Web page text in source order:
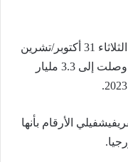
وقالت إدارة السياحة الوطنية الجورجية الثلاثاء 31 أكتوبر/تشرين
الأول 2023، إن إيرادات السياحة الدولية وصلت إلى 3.3 مليار
الأرقام بأنها